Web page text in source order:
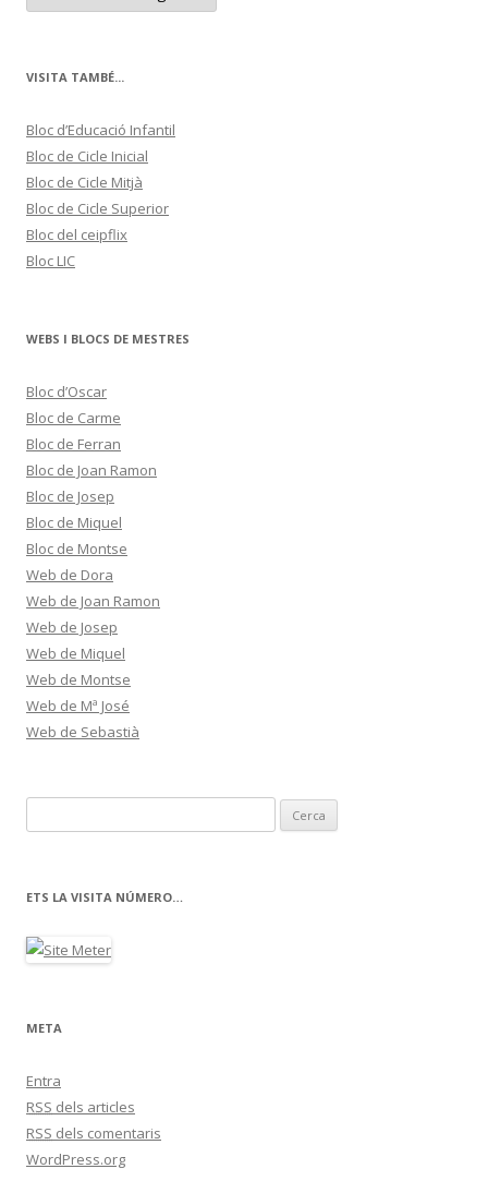
t
r
i
VISITA TAMBÉ...
Bloc d’Educació Infantil
Bloc de Cicle Inicial
Bloc de Cicle Mitjà
Bloc de Cicle Superior
Bloc del ceipflix
Bloc LIC
WEBS I BLOCS DE MESTRES
Bloc d’Oscar
Bloc de Carme
Bloc de Ferran
Bloc de Joan Ramon
Bloc de Josep
Bloc de Miquel
Bloc de Montse
Web de Dora
Web de Joan Ramon
Web de Josep
Web de Miquel
Web de Montse
Web de Mª José
Web de Sebastià
e
c
:
ETS LA VISITA NÚMERO…
META
Entra
RSS dels articles
RSS dels comentaris
WordPress.org